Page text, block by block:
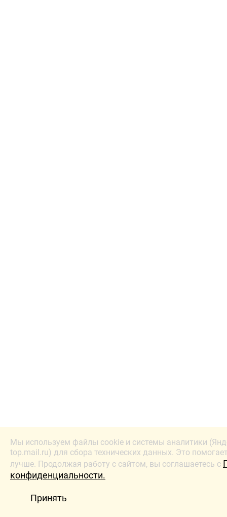
Мы используем файлы cookie и системы аналитики
top.mail.ru) для сбора технических данных. Это
лучше. Продолжая работу с сайтом, вы соглашаетесь с
конфиденциальности.
Принять